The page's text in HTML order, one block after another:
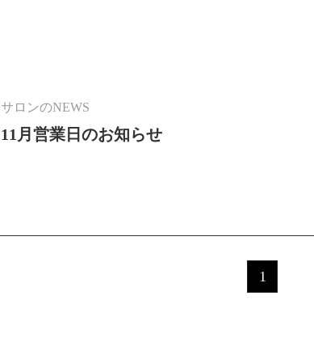
サロンのNEWS
11月営業日のお知らせ
1